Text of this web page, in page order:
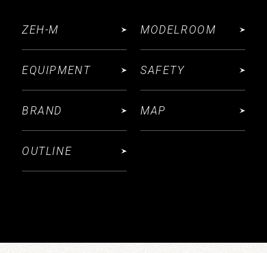
ZEH-M MODELROOM
EQUIPMENT SAFETY
BRAND MAP
OUTLINE